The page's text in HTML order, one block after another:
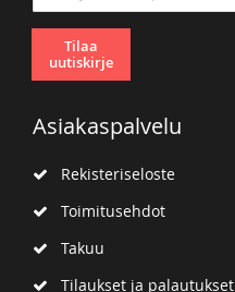
Tilaa
uutiskirje
Asiakaspalvelu
Rekisteriseloste
Toimitusehdot
Takuu
Tilaukset ja palautukset